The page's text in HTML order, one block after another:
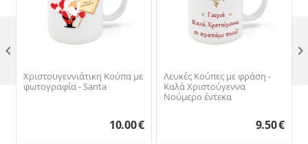
Χριστουγεννιάτικη Κούπα με
φωτογραφία - Santa
10.00€
Λευκές Κούπες με φράση -
Καλά Χριστούγεννα
Νούμερο έντεκα
9.50€
 